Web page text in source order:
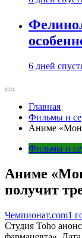
6 дней
Главная
Фильмы и
Аниме
Фильмы и
Аниме
получит
Чемпионат.com1
Студия Toho